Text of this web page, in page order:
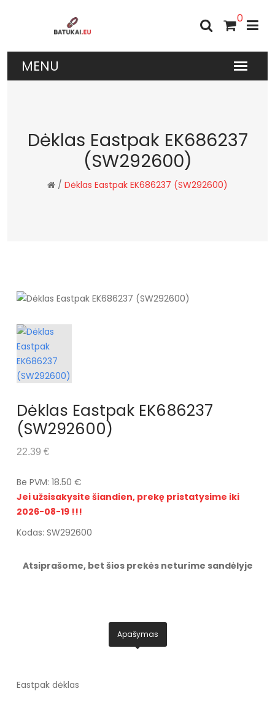
0
Dėklas Eastpak EK686237
(SW292600)
/ Dėklas Eastpak EK686237 (SW292600)
Dėklas Eastpak EK686237
(SW292600)
22.39 €
Be PVM: 18.50 €
Jei užsisakysite šiandien, prekę pristatysime iki
2026-08-19 !!!
Kodas: SW292600
Atsiprašome, bet šios prekės neturime sandėlyje
Apašymas
Eastpak dėklas